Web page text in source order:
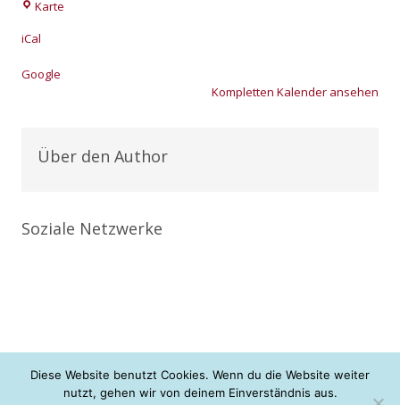
Karte
iCal
Goog­le
Kom­plet­ten Kalen­der anse­hen
Über den Author
Soziale Netzwerke
+ + + neue Konfis gesucht <3 + + +
Diese Website benutzt Cookies. Wenn du die Website weiter
nutzt, gehen wir von deinem Einverständnis aus.